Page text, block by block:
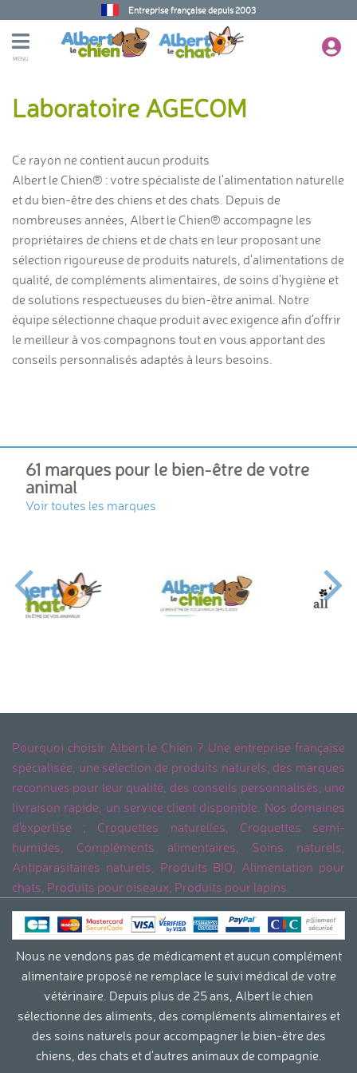
Entreprise française depuis 2003
MENU
Laboratoire AGECOM
Ce rayon ne contient aucun produits
Albert le Chien® : votre spécialiste de l'alimentation naturelle
et du bien-être des chiens et des chats. Depuis de
nombreuses années, Albert le Chien® accompagne les
propriétaires de chiens et de chats en leur proposant une
sélection rigoureuse de produits naturels, d'alimentations de
qualité, de compléments alimentaires, de soins d'hygiène et
de solutions respectueuses du bien-être animal. Notre
équipe sélectionne chaque produit avec exigence afin d'offrir
le meilleur à vos compagnons tout en vous apportant des
conseils personnalisés adaptés à leurs besoins.
61 marques pour le bien-être de votre
animal
Voir toutes les marques
Pourquoi choisir Albert le Chien ? Une entreprise française
spécialisée, une sélection de produits naturels, des marques
reconnues pour leur qualité, des conseils personnalisés, une
livraison rapide, un service client disponible. Nos domaines
d'expertise ; Croquettes naturelles, Croquettes semi-
humides, Compléments alimentaires, Soins naturels,
Antiparasitaires naturels, Produits BIO, Alimentation pour
chats, Produits pour oiseaux, Produits pour lapins.
Nous ne vendons pas de médicament et aucun complément
alimentaire proposé ne remplace le suivi médical de votre
vétérinaire. Depuis plus de 25 ans, Albert le chien
sélectionne des aliments, des compléments alimentaires et
des soins naturels pour accompagner le bien-être des
chiens, des chats et d'autres animaux de compagnie.